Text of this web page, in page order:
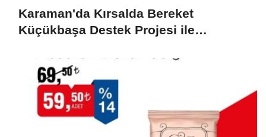
Karaman'da Kırsalda Bereket
Küçükbaşa Destek Projesi ile